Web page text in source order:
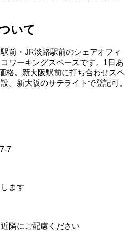
いて
前・JR淡路駅前のシェアオフィ
ワーキングスペースです。1日あ
格。新大阪駅前に打ち合わせスペ
。新大阪のサテライトで登記可。
7
ます
隣にご配慮ください